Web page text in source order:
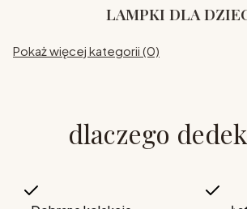
LAMPKI DLA
Pokaż więcej kategorii (0)
dlaczego